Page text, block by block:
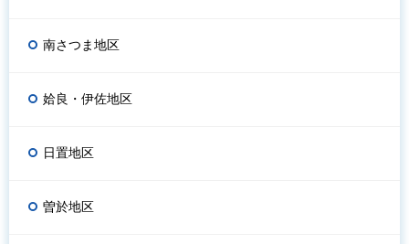
南さつま地区
姶良・伊佐地区
日置地区
曽於地区